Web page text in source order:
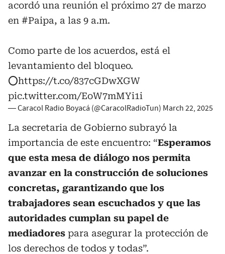
acordó una reunión el próximo 27 de marzo
en #Paipa, a las 9 a.m.
Como parte de los acuerdos, está el
levantamiento del bloqueo.
⭕️https://t.co/837cGDwXGW
pic.twitter.com/EoW7mMYi1i
— Caracol Radio Boyacá (@CaracolRadioTun) March 22, 2025
La secretaria de Gobierno subrayó la
importancia de este encuentro: “Esperamos
que esta mesa de diálogo nos permita
avanzar en la construcción de soluciones
concretas, garantizando que los
trabajadores sean escuchados y que las
autoridades cumplan su papel de
mediadores para asegurar la protección de
los derechos de todos y todas”.